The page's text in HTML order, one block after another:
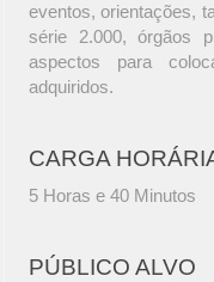
eventos, orientações,
série 2.000, órgãos
aspectos para
adquiridos.
CARGA
5 Horas e 40 Minutos
PÚBLICO ALVO